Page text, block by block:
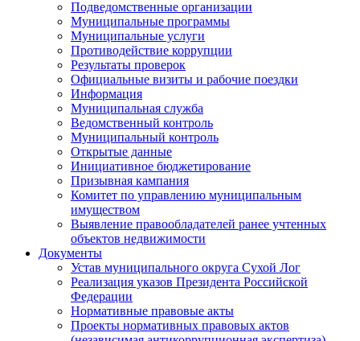
Подведомственные организации
Муниципальные программы
Муниципальные услуги
Противодействие коррупции
Результаты проверок
Официальные визиты и рабочие поездки
Информация
Муниципальная служба
Ведомственный контроль
Муниципальный контроль
Открытые данные
Инициативное бюджетирование
Призывная кампания
Комитет по управлению муниципальным
имуществом
Выявление правообладателей ранее учтенных
объектов недвижимости
Документы
Устав муниципального округа Сухой Лог
Реализация указов Президента Российской
Федерации
Нормативные правовые акты
Проекты нормативных правовых актов